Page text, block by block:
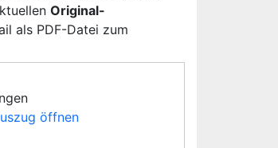
Original-
als PDF-Datei zum
öffnen